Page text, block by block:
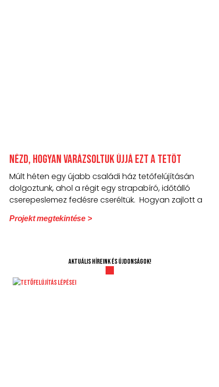
Nézd, hogyan varázsoltuk újjá ezt a tetőt
Múlt héten egy újabb családi ház tetőfelújításán
dolgoztunk, ahol a régit egy strapabíró, időtálló
cserepeslemez fedésre cseréltük. Hogyan zajlott a
Projekt megtekintése >
Aktuális híreink és újdonságok!